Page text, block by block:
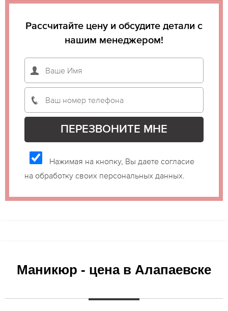
Рассчитайте цену и обсудите детали с
нашим менеджером!
Нажимая на кнопку, Вы даете согласие
на обработку своих персональных данных.
Маникюр - цена в Алапаевске